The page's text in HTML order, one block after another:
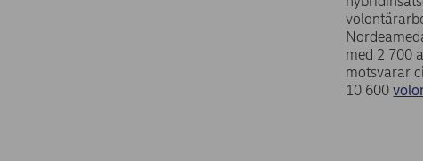
med 2 700
motsvarar
10 600